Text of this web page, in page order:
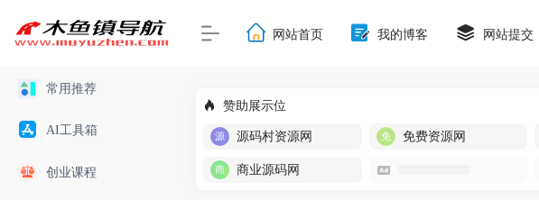
常用推荐
AI工具箱
创业课程
网站首页 我的博客 网站提交
赞助展示位
源码村资源网 免费资源网
商业源码网